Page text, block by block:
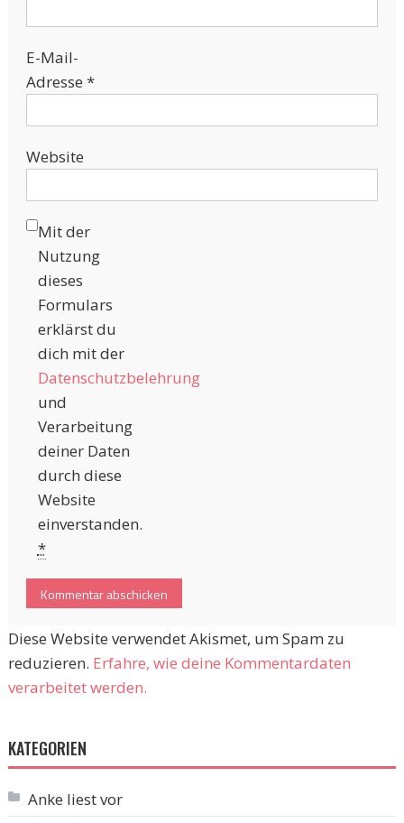
E-Mail-
Adresse *
Website
Mit der
Nutzung
dieses
Formulars
erklärst du
dich mit der
Datenschutzbelehrung
und
Verarbeitung
deiner Daten
durch diese
Website
einverstanden.
*
Diese Website verwendet Akismet, um Spam zu
reduzieren. Erfahre, wie deine Kommentardaten
verarbeitet werden.
KATEGORIEN
Anke liest vor